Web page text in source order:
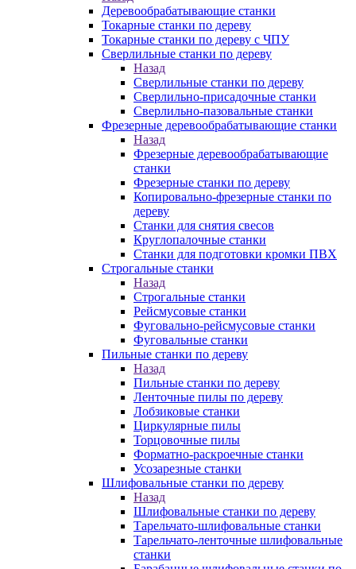
Деревообрабатывающие станки
Токарные станки по дереву
Токарные станки по дереву с ЧПУ
Сверлильные станки по дереву
Назад
Сверлильные станки по дереву
Сверлильно-присадочные станки
Сверлильно-пазовальные станки
Фрезерные деревообрабатывающие станки
Назад
Фрезерные деревообрабатывающие
станки
Фрезерные станки по дереву
Копировально-фрезерные станки по
дереву
Станки для снятия свесов
Круглопалочные станки
Станки для подготовки кромки ПВХ
Строгальные станки
Назад
Строгальные станки
Рейсмусовые станки
Фуговально-рейсмусовые станки
Фуговальные станки
Пильные станки по дереву
Назад
Пильные станки по дереву
Ленточные пилы по дереву
Лобзиковые станки
Циркулярные пилы
Торцовочные пилы
Форматно-раскроечные станки
Усозарезные станки
Шлифовальные станки по дереву
Назад
Шлифовальные станки по дереву
Тарельчато-шлифовальные станки
Тарельчато-ленточные шлифовальные
станки